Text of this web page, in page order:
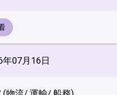
年07月16日